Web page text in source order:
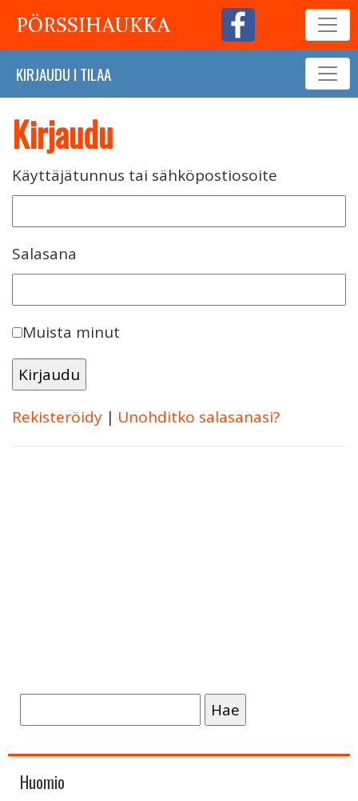
PÖRSSIHAUKKA
KIRJAUDU I TILAA
Kirjaudu
Käyttäjätunnus tai sähköpostiosoite
Salasana
Muista minut
Rekisteröidy | Unohditko salasanasi?
Huomio